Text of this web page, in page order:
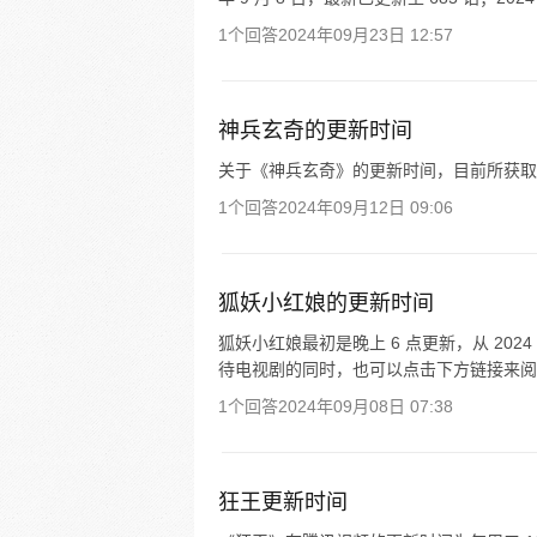
1个回答2024年09月23日 12:57
神兵玄奇的更新时间
关于《神兵玄奇》的更新时间，目前所获
1个回答2024年09月12日 09:06
狐妖小红娘的更新时间
狐妖小红娘最初是晚上 6 点更新，从
待电视剧的同时，也可以点击下方链接来
1个回答2024年09月08日 07:38
狂王更新时间